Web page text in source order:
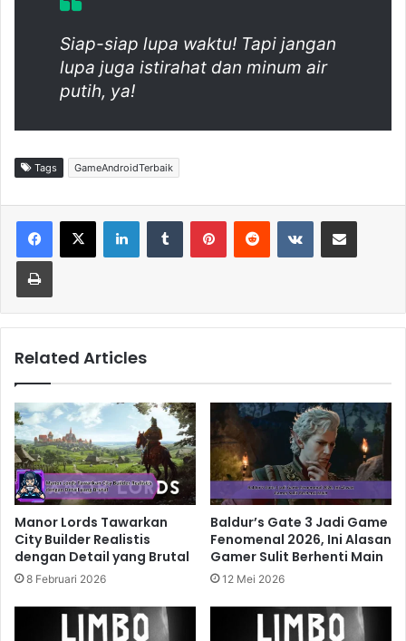
Siap-siap lupa waktu! Tapi jangan
lupa juga istirahat dan minum air
putih, ya!
Tags GameAndroidTerbaik
Related Articles
Manor Lords Tawarkan
City Builder Realistis
dengan Detail yang Brutal
8 Februari 2026
Baldur’s Gate 3 Jadi Game
Fenomenal 2026, Ini Alasan
Gamer Sulit Berhenti Main
12 Mei 2026